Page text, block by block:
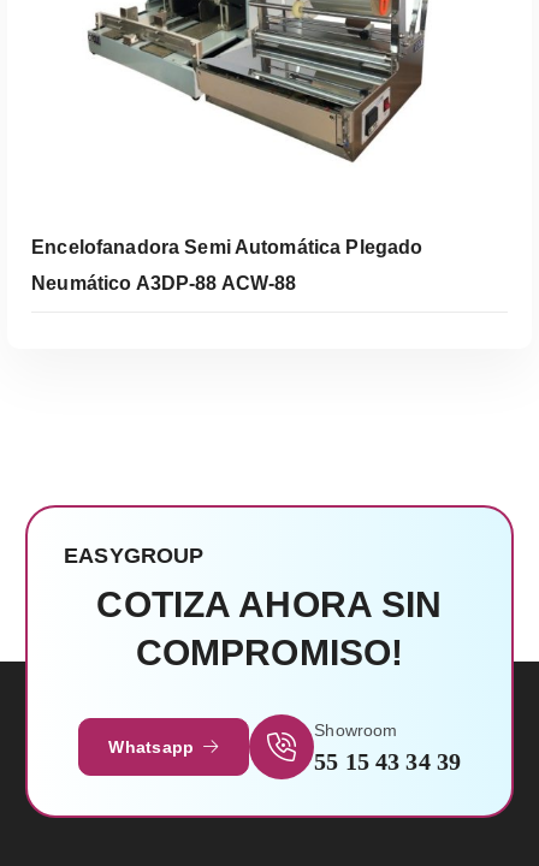
Leer Más
Encelofanadora Semi Automática Plegado
Neumático A3DP-88 ACW-88
EASYGROUP
COTIZA AHORA SIN
COMPROMISO!
Whatsapp
Showroom
55 15 43 34 39